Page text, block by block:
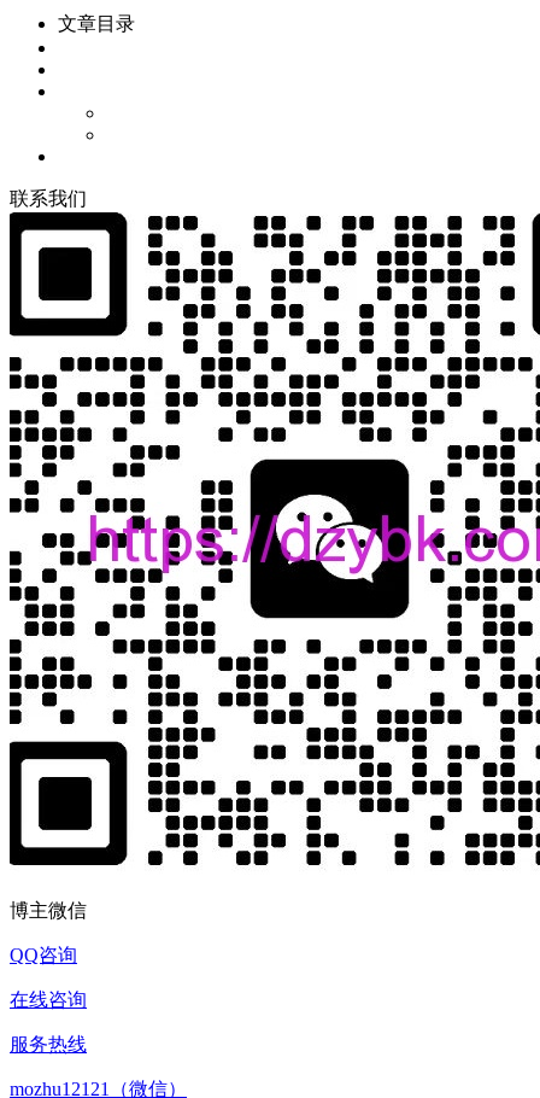
文章目录
联系我们
博主微信
QQ咨询
在线咨询
服务热线
mozhu12121（微信）